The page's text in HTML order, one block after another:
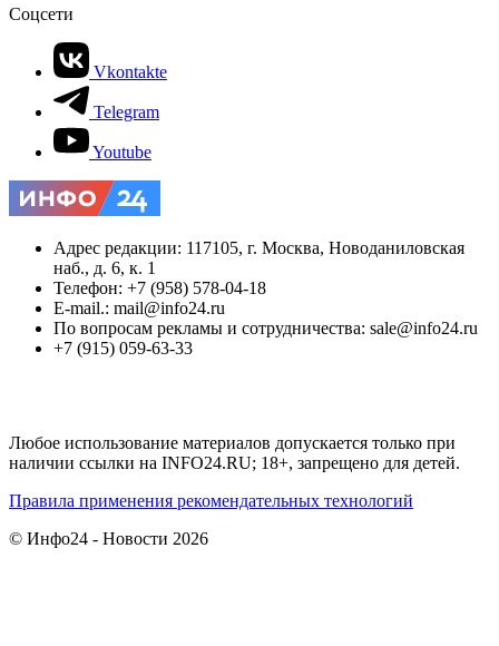
Соцсети
Vkontakte
Telegram
Youtube
Адрес редакции: 117105, г. Москва, Новоданиловская
наб., д. 6, к. 1
Телефон: +7 (958) 578-04-18
E-mail.: mail@info24.ru
По вопросам рекламы и сотрудничества: sale@info24.ru
+7 (915) 059-63-33
Любое использование материалов допускается только при
наличии ссылки на INFO24.RU; 18+, запрещено для детей.
Правила применения рекомендательных технологий
© Инфо24 - Новости 2026